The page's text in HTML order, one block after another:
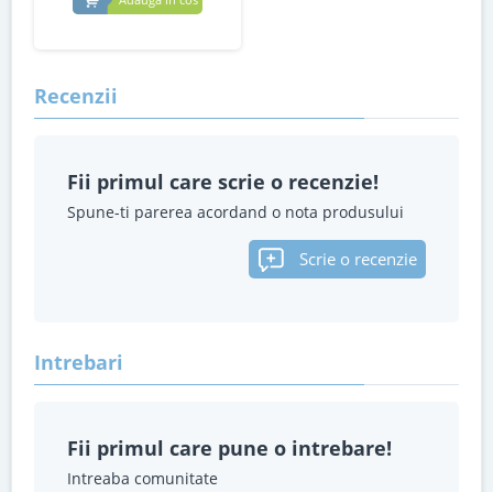
Recenzii
Fii primul care scrie o recenzie!
Spune-ti parerea acordand o nota produsului
Scrie o recenzie
Intrebari
Fii primul care pune o intrebare!
Intreaba comunitate